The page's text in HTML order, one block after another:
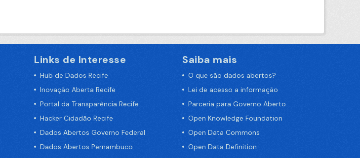
Links de Interesse
Hub de Dados Recife
Inovação Aberta Recife
Portal da Transparência Recife
Hacker Cidadão Recife
Dados Abertos Governo Federal
Dados Abertos Pernambuco
Saiba mais
O que são dados abertos?
Lei de acesso a informação
Parceria para Governo Aberto
Open Knowledge Foundation
Open Data Commons
Open Data Definition